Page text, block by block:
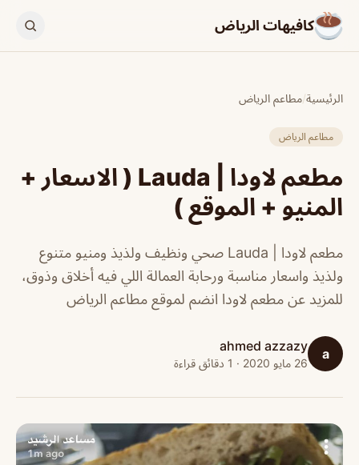
كافيهات الرياض
الرئيسية/مطاعم الرياض
مطاعم الرياض
مطعم لاودا | Lauda ( الاسعار +
المنيو + الموقع )
مطعم لاودا | Lauda صحي ونظيف ولذيذ ومنيو متنوع
ولذيذ واسعار مناسبة ورحابة العمالة اللي فيه أخلاق وذوق،
للمزيد عن مطعم لاودا انضم لموقع مطاعم الرياض
a
ahmed azzazy
26 مايو 2020 · 1 دقائق قراءة